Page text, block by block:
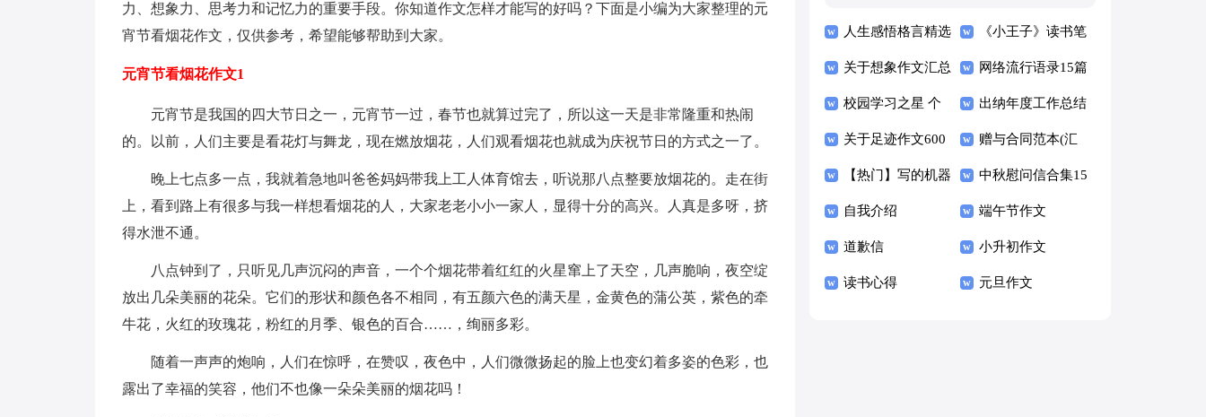
力、想象力、思考力和记忆力的重要手段。你知道作文怎样才能写的好吗？下面是小编为大家整理的元
宵节看烟花作文，仅供参考，希望能够帮助到大家。
元宵节看烟花作文1
元宵节是我国的四大节日之一，元宵节一过，春节也就算过完了，所以这一天是非常隆重和热闹
的。以前，人们主要是看花灯与舞龙，现在燃放烟花，人们观看烟花也就成为庆祝节日的方式之一了。
晚上七点多一点，我就着急地叫爸爸妈妈带我上工人体育馆去，听说那八点整要放烟花的。走在街
上，看到路上有很多与我一样想看烟花的人，大家老老小小一家人，显得十分的高兴。人真是多呀，挤
得水泄不通。
八点钟到了，只听见几声沉闷的声音，一个个烟花带着红红的火星窜上了天空，几声脆响，夜空绽
放出几朵美丽的花朵。它们的形状和颜色各不相同，有五颜六色的满天星，金黄色的蒲公英，紫色的牵
牛花，火红的玫瑰花，粉红的月季、银色的百合……，绚丽多彩。
随着一声声的炮响，人们在惊呼，在赞叹，夜色中，人们微微扬起的脸上也变幻着多姿的色彩，也
露出了幸福的笑容，他们不也像一朵朵美丽的烟花吗！
人生感悟格言精选
15篇
《小王子》读书笔
记汇编15篇
关于想象作文汇总
六篇
网络流行语录15篇
校园学习之星 个
人事迹材料
出纳年度工作总结
(汇编15篇)
关于足迹作文600
字4篇
赠与合同范本(汇
编15篇)
【热门】写的机器
人作文三篇
中秋慰问信合集15
篇
自我介绍 端午节作文
道歉信 小升初作文
读书心得 元旦作文